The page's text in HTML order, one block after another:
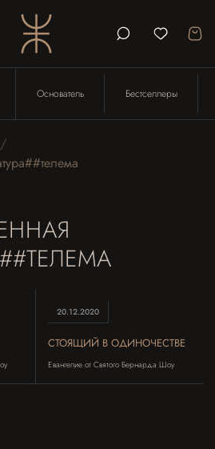
Основатель Бестселлеры
20.12.2020
СТОЯЩИЙ В ОДИНОЧЕСТВЕ
Евангелие от Святого Бернарда Шоу